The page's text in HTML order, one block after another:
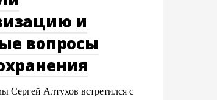
и
вопросы
Сергей Алтухов встретился с